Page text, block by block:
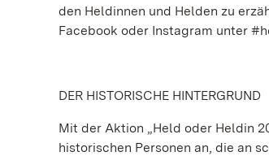
den Heldinnen und Helden zu
Facebook oder Instagram unter
DER HISTORISCHE HINTERGRUND
Mit der Aktion „Held oder Heldin
historischen Personen an, die an